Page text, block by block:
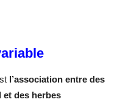
l’association entre des
et des herbes